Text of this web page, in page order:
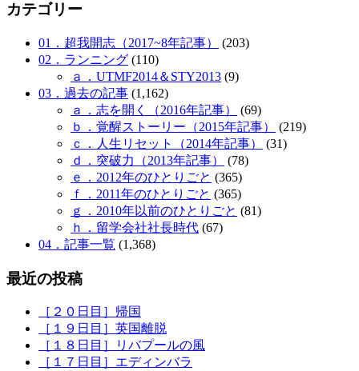
カテゴリー
01．超我開志（2017~8年記事）
(203)
02．ランニング (110)
ａ．UTMF2014＆STY2013 (9)
03．過去の記事 (1,162)
ａ．志を開く（2016年記事）
(69)
ｂ．覚醒ストーリー（2015年記事）
(219)
ｃ．人生リセット（2014年記事）
(31)
ｄ．突破力（2013年記事）
(78)
ｅ．2012年のひとりごと (365)
ｆ．2011年のひとりごと (365)
ｇ．2010年以前のひとりごと (81)
ｈ．留学会社社長時代 (67)
04．記事一覧 (1,368)
最近の投稿
［２０日目］帰国
［１９日目］英国離脱
［１８日目］リバプールの風
［１７日目］エディンバラ